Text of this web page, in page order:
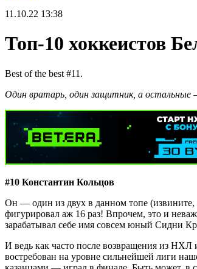
11.10.22 13:38
Топ-10 хоккеистов
Best of the best #11.
Один вратарь, один защитник, а
#10 Константин Кольцов
Он — один из двух в данном топе (извините,
фигурировал аж 16 раз! Впрочем, это и
зарабатывал себе имя совсем юный Сидни
И ведь как часто после возвращения из НХЛ
востребован на уровне сильнейшей лиги